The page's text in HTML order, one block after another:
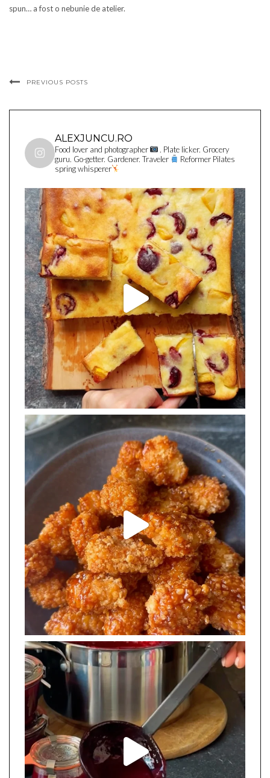
spun… a fost o nebunie de atelier.
PREVIOUS POSTS
ALEXJUNCU.RO
Food lover and photographer
. Plate licker. Grocery
guru. Go-getter. Gardener. Traveler
Reformer Pilates
spring whisperer